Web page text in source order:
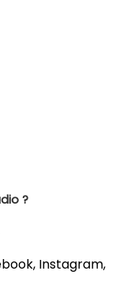
?
Instagram,